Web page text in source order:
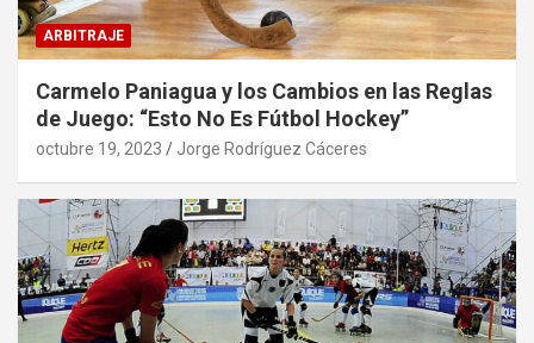
ARBITRAJE
Carmelo Paniagua y los Cambios en las Reglas
de Juego: “Esto No Es Fútbol Hockey”
octubre 19, 2023 Jorge Rodríguez Cáceres